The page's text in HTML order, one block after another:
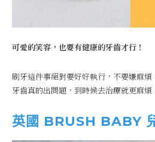
可愛的笑容，也要有健康的牙齒才行！
刷牙這件事絕對要好好執行，不要嫌麻
牙齒真的出問題，到時候去治療就更麻
英國 BRUSH BABY